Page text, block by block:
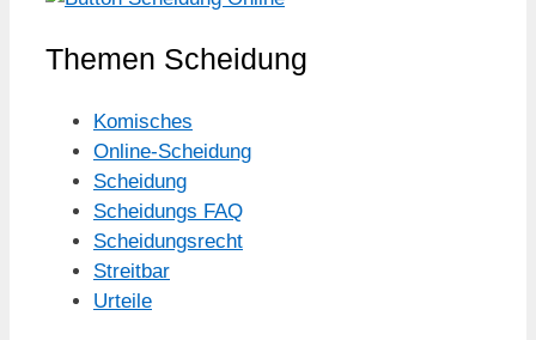
Themen Scheidung
Komisches
Online-Scheidung
Scheidung
Scheidungs FAQ
Scheidungsrecht
Streitbar
Urteile